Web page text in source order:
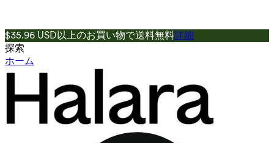
$35.96 USD以上のお買い物で送料無料詳細
探索
ホーム